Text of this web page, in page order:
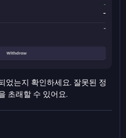
었는지 확인하세요. 잘못된 정
초래할 수 있어요.